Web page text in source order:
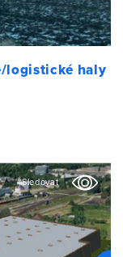
logistické haly
Sledovat